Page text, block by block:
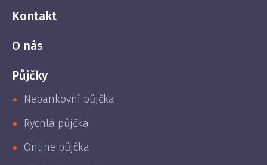
Kontakt
O nás
Půjčky
Nebankovní půjčka
Rychlá půjčka
Online půjčka